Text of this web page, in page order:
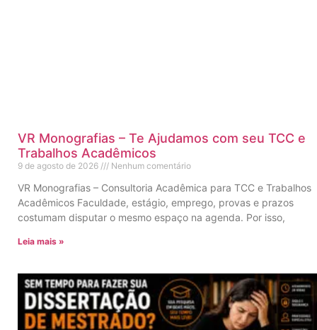
VR Monografias – Te Ajudamos com seu TCC e
Trabalhos Acadêmicos
9 de agosto de 2026 Nenhum comentário
VR Monografias – Consultoria Acadêmica para TCC e Trabalhos
Acadêmicos Faculdade, estágio, emprego, provas e prazos
costumam disputar o mesmo espaço na agenda. Por isso,
Leia mais »